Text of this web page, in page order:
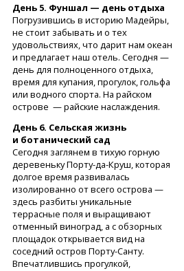
День 5. Фуншал — день отдыха
Погрузившись в историю Мадейры,
не стоит забывать и о тех
удовольствиях, что дарит нам океан
и предлагает наш отель. Сегодня —
день для полноценного отдыха,
время для купания, прогулок, гольфа
или водного спорта. На райском
острове — райские наслаждения.
День 6. Сельская жизнь
и ботанический сад
Сегодня заглянем в тихую горную
деревенькуПорту-да-Круш,которая
долгое время развивалась
изолированно от всего острова —
здесь разбиты уникальные
террасные поля и выращивают
отменный виноград, а с обзорных
площадок открывается вид на
соседний остров Порту-Санту.
Впечатлившись прогулкой,